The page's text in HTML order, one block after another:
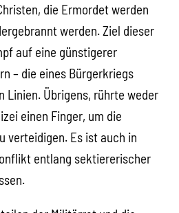
die Ermordet werden
werden. Ziel dieser
auf eine günstigerer
– die eines Bürgerkriegs
Linien. Übrigens, rührte weder
einen Finger, um die
verteidigen. Es ist auch in
entlang sektiererischer